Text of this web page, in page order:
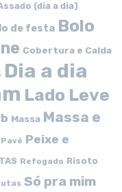
(dia a dia)
de festa Bolo
Cobertura e Calda
Dia a dia
Lado Leve
Massa Massa e
Pavê Peixe e
Refogado Risoto
Só pra mim